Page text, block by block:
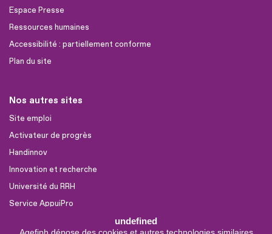
undefined
Espace Presse
Ressources humaines
Accessibilité : partiellement conforme
Plan du site
Nos autres sites
Site emploi
Activateur de progrès
Handinnov
Innovation et recherche
Université du RRH
Service AppuiPro